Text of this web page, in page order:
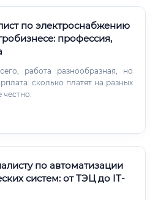
по электроснабжению
профессия,
работа разнообразная, но
сколько платят на разных
честно.
по автоматизации
систем: от ТЭЦ до IT-